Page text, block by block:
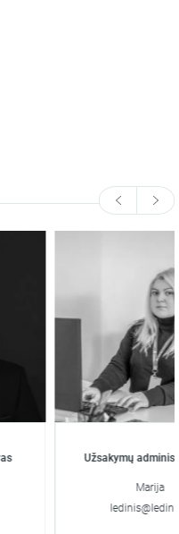
Užsakymų
Marija
ledinis@ledinis.lt